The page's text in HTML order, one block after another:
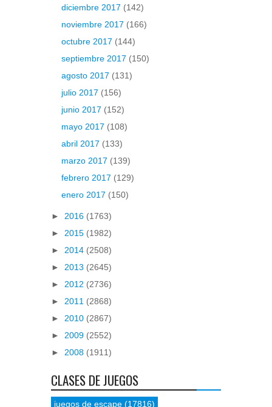
diciembre 2017 (142)
noviembre 2017 (166)
octubre 2017 (144)
septiembre 2017 (150)
agosto 2017 (131)
julio 2017 (156)
junio 2017 (152)
mayo 2017 (108)
abril 2017 (133)
marzo 2017 (139)
febrero 2017 (129)
enero 2017 (150)
► 2016 (1763)
► 2015 (1982)
► 2014 (2508)
► 2013 (2645)
► 2012 (2736)
► 2011 (2868)
► 2010 (2867)
► 2009 (2552)
► 2008 (1911)
CLASES DE JUEGOS
juegos de escape (17816)